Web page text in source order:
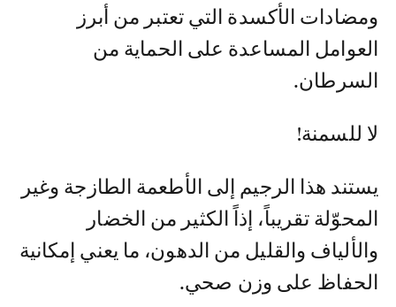
ومضادات الأكسدة التي تعتبر من أبرز
العوامل المساعدة على الحماية من
السرطان.
لا للسمنة!
يستند هذا الرجيم إلى الأطعمة الطازجة وغير
المحوّلة تقريباً، إذاً الكثير من الخضار
والألياف والقليل من الدهون، ما يعني إمكانية
الحفاظ على وزن صحي.